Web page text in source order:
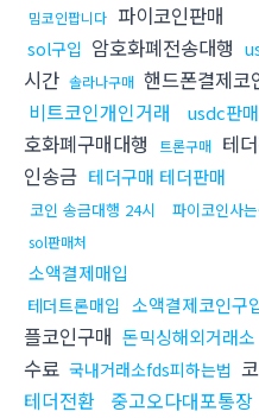
밈코인팝니다 파이코인판매
sol구입 암호화폐전송대행
시간 솔라나구매 핸드폰결제코
비트코인개인거래
usdc판
호화폐구매대행
트론구매 테
인송금 테더구매 테더판매
코인 송금대행 24시 파이코인사
sol판매처
소액결제매입
테더트론매입 소액결제코인구
플코인구매 돈믹싱해외거래소
수료 국내거래소fds피하는법
테더전환 중고오다대포통장